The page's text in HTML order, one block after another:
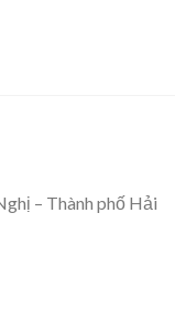
– Thành phố Hải